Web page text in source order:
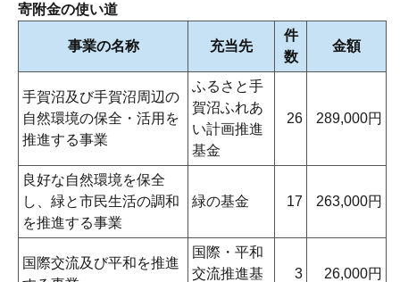
寄附金の使い道
事業の名称 充当先
件
数
金額
手賀沼及び手賀沼周辺の
自然環境の保全・活用を
推進する事業
ふるさと手
賀沼ふれあ
い計画推進
基金
26 289,000円
良好な自然環境を保全
し、緑と市民生活の調和
を推進する事業
緑の基金 17 263,000円
国際交流及び平和を推進
国際・平和
交流推進基
3 26,000円